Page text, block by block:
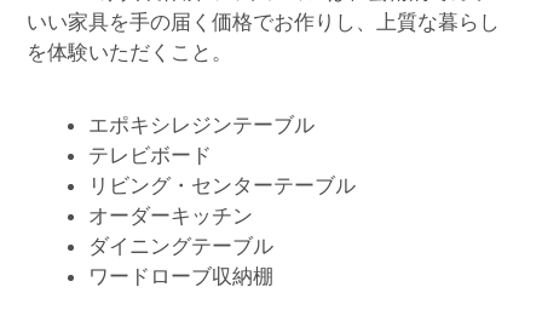
いい家具を手の届く価格でお作りし、上質な暮らし
を体験いただくこと。
エポキシレジンテーブル
テレビボード
リビング・センターテーブル
オーダーキッチン
ダイニングテーブル
ワードローブ収納棚